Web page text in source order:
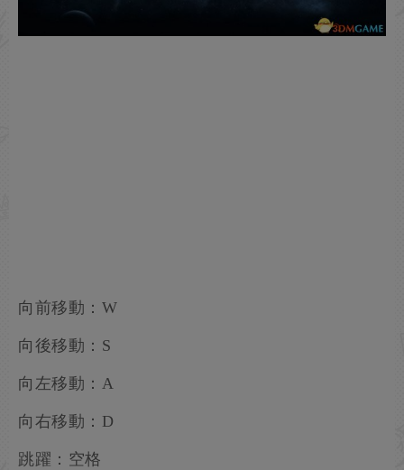
向前移動：W
向後移動：S
向左移動：A
向右移動：D
跳躍：空格